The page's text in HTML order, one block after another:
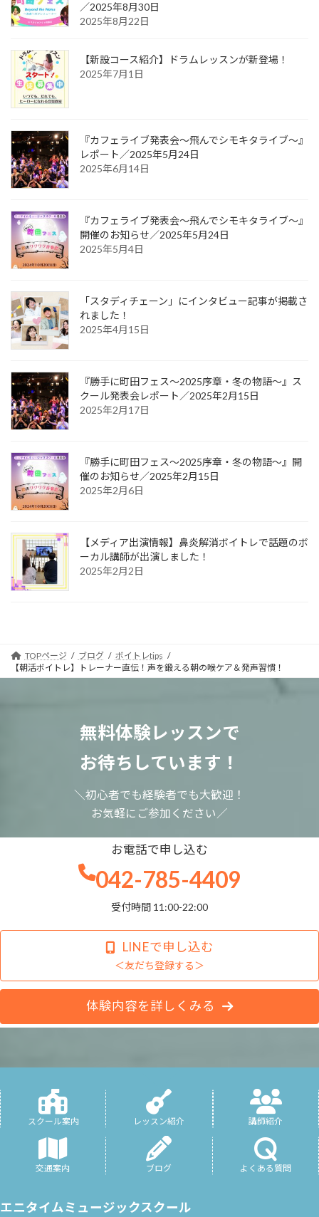
／2025年8月30日
2025年8月22日
【新設コース紹介】ドラムレッスンが新登場！
2025年7月1日
『カフェライブ発表会〜飛んでシモキタライブ〜』
レポート／2025年5月24日
2025年6月14日
『カフェライブ発表会〜飛んでシモキタライブ〜』
開催のお知らせ／2025年5月24日
2025年5月4日
「スタディチェーン」にインタビュー記事が掲載さ
れました！
2025年4月15日
『勝手に町田フェス〜2025序章・冬の物語〜』ス
クール発表会レポート／2025年2月15日
2025年2月17日
『勝手に町田フェス〜2025序章・冬の物語〜』開
催のお知らせ／2025年2月15日
2025年2月6日
【メディア出演情報】鼻炎解消ボイトレで話題のボ
ーカル講師が出演しました！
2025年2月2日
TOPページ ブログ
ボイトレtips
【朝活ボイトレ】トレーナー直伝！声を鍛える朝の喉ケア＆発声習慣！
無料体験レッスンで
お待ちしています！
＼初心者でも経験者でも大歓迎！
お気軽にご参加ください／
お電話で申し込む
042-785-4409
受付時間 11:00-22:00
LINEで申し込む
＜友だち登録する＞
体験内容を詳しくみる
スクール案内 レッスン紹介 講師紹介
交通案内 ブログ よくある質問
エニタイムミュージックスクール